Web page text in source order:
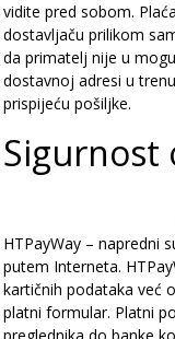
vidite pred sobom.
dostavljaču prilikom
da primatelj nije u
dostavnoj adresi u
prispijeću pošiljke.
Sigurnost
HTPayWay – napredni
putem Interneta.
kartičnih podataka već
platni formular. Platni